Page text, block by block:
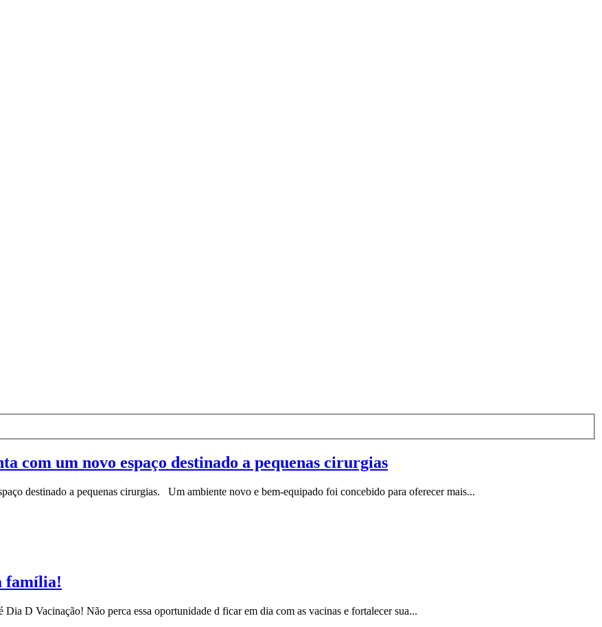
com um novo espaço destinado a pequenas cirurgias
destinado a pequenas cirurgias. Um ambiente novo e bem-equipado foi concebido para oferecer mais...
família!
D Vacinação! Não perca essa oportunidade d ficar em dia com as vacinas e fortalecer sua...